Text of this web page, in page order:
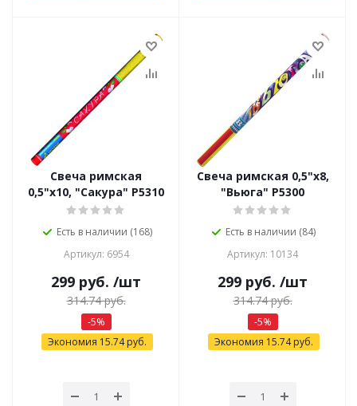
Свеча римская
0,5"х10, "Сакура" Р5310
Есть в наличии (168)
Артикул: 6954
299 руб. /шт
314.74руб.
-5%
Экономия 15.74руб.
Свеча римская 0,5"х8,
"Вьюга" Р5300
Есть в наличии (84)
Артикул: 10134
299 руб. /шт
314.74руб.
-5%
Экономия 15.74руб.